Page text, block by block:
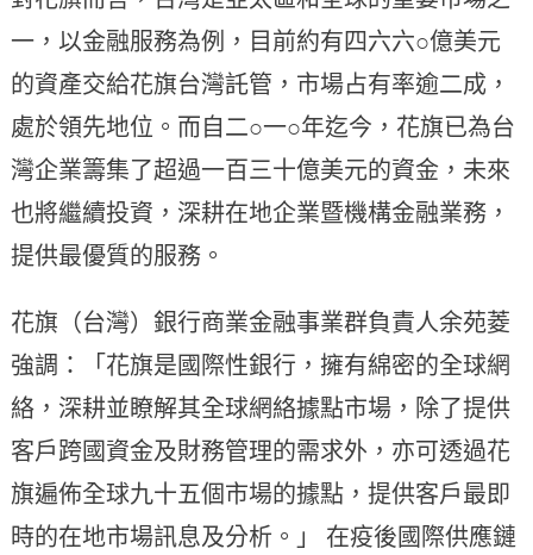
一，以金融服務為例，目前約有四六六○億美元
的資產交給花旗台灣託管，市場占有率逾二成，
處於領先地位。而自二○一○年迄今，花旗已為台
灣企業籌集了超過一百三十億美元的資金，未來
也將繼續投資，深耕在地企業暨機構金融業務，
提供最優質的服務。
花旗（台灣）銀行商業金融事業群負責人余苑菱
強調：「花旗是國際性銀行，擁有綿密的全球網
絡，深耕並瞭解其全球網絡據點市場，除了提供
客戶跨國資金及財務管理的需求外，亦可透過花
旗遍佈全球九十五個市場的據點，提供客戶最即
時的在地市場訊息及分析。」 在疫後國際供應鏈